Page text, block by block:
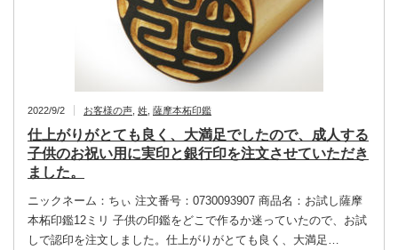
2022/9/2 お客様の声 姓 薩摩本柘印鑑
仕上がりがとても良く、大満足でしたので、成人する
子供のお祝い用に実印と銀行印を注文させていただき
ました。
ニックネーム：ちぃ 注文番号：0730093907 商品名：お試し薩摩
本柘印鑑12ミリ 子供の印鑑をどこで作るか迷っていたので、お試
しで認印を注文しました。仕上がりがとても良く、大満足…